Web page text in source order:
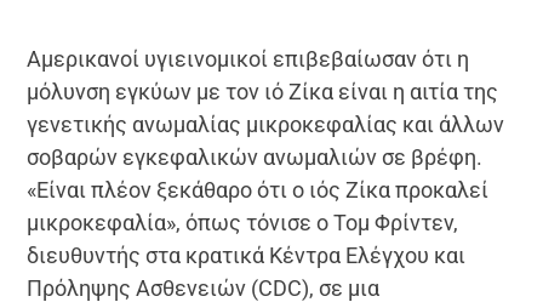
Αμερικανοί υγιεινομικοί επιβεβαίωσαν ότι η
μόλυνση εγκύων με τον ιό Ζίκα είναι η αιτία της
γενετικής ανωμαλίας μικροκεφαλίας και άλλων
σοβαρών εγκεφαλικών ανωμαλιών σε βρέφη.
«Είναι πλέον ξεκάθαρο ότι ο ιός Ζίκα προκαλεί
μικροκεφαλία», όπως τόνισε ο Τομ Φρίντεν,
διευθυντής στα κρατικά Κέντρα Ελέγχου και
Πρόληψης Ασθενειών (CDC), σε μια